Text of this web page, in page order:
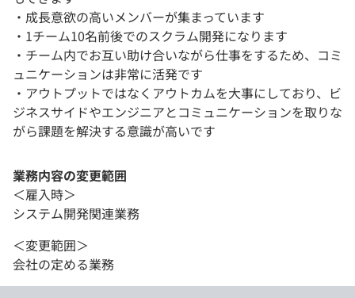
・成長意欲の高いメンバーが集まっています
・1チーム10名前後でのスクラム開発になります
・チーム内でお互い助け合いながら仕事をするため、コミ
ュニケーションは非常に活発です
・アウトプットではなくアウトカムを大事にしており、ビ
ジネスサイドやエンジニアとコミュニケーションを取りな
がら課題を解決する意識が高いです
業務内容の変更範囲
＜雇入時＞
システム開発関連業務
＜変更範囲＞
会社の定める業務